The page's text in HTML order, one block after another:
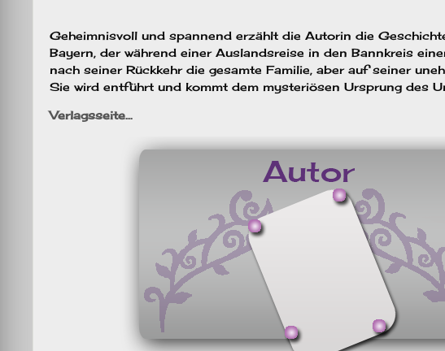
Geheimnisvoll und spannend erzählt die Autorin die
Bayern, der während einer Auslandsreise in den Bannkreis
nach seiner Rückkehr die gesamte Familie, aber auf seiner
Sie wird entführt und kommt dem mysteriösen Ursprung des
Verlagsseite…